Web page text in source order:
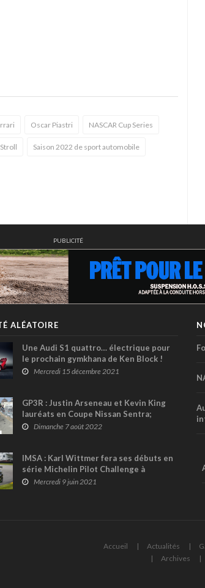
Oscar Piastri NASCAR Cup Series
Saison 2022 de sport automobile
PUBLICITÉ
ALÉATOIRE
Une Audi S1 quattro… électrique pour
le prochain gymkhana de Ken Block !
Mercredi 15 décembre 2021
GP3R : Justin Arseneau et Kevin King
lauréats en Coupe Nissan Sentra;
Valérie Limoges en tête du
Dimanche 7 août 2022
IMSA : Karl Wittmer fera ses débuts en
série Michelin Pilot Challenge à
Watkins Glen !
Mercredi 9 juin 2021
Accueil Actualités
Archives